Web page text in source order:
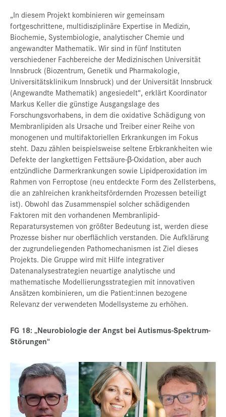
„In diesem Projekt kombinieren wir gemeinsam
fortgeschrittene, multidisziplinäre Expertise in Medizin,
Biochemie, Systembiologie, analytischer Chemie und
angewandter Mathematik. Wir sind in fünf Instituten
verschiedener Fachbereiche der Medizinischen Universität
Innsbruck (Biozentrum, Genetik und Pharmakologie,
Universitätsklinikum Innsbruck) und der Universität Innsbruck
(Angewandte Mathematik) angesiedelt“, erklärt Koordinator
Markus Keller die günstige Ausgangslage des
Forschungsvorhabens, in dem die oxidative Schädigung von
Membranlipiden als Ursache und Treiber einer Reihe von
monogenen und multifaktoriellen Erkrankungen im Fokus
steht. Dazu zählen beispielsweise seltene Erbkrankheiten wie
Defekte der langkettigen Fettsäure-β-Oxidation, aber auch
entzündliche Darmerkrankungen sowie Lipidperoxidation im
Rahmen von Ferroptose (neu entdeckte Form des Zellsterbens,
die an zahlreichen krankheitsfördernden Prozessen beteiligt
ist). Obwohl das Zusammenspiel solcher schädigenden
Faktoren mit den vorhandenen Membranlipid-
Reparatursystemen von größter Bedeutung ist, werden diese
Prozesse bisher nur oberflächlich verstanden. Die Aufklärung
der zugrundeliegenden Pathomechanismen ist Ziel dieses
Projekts. Die Gruppe wird mit Hilfe integrativer
Datenanalysestrategien neuartige analytische und
mathematische Modellierungsstrategien mit innovativen
Ansätzen kombinieren, um die Patient:innen bezogene
Relevanz der verwendeten Modellsysteme zu erhöhen.
FG 18: „Neurobiologie der Angst bei Autismus-Spektrum-
Störungen“